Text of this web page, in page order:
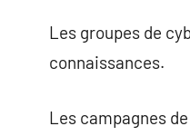
Les groupes de
connaissances.
Les campagnes